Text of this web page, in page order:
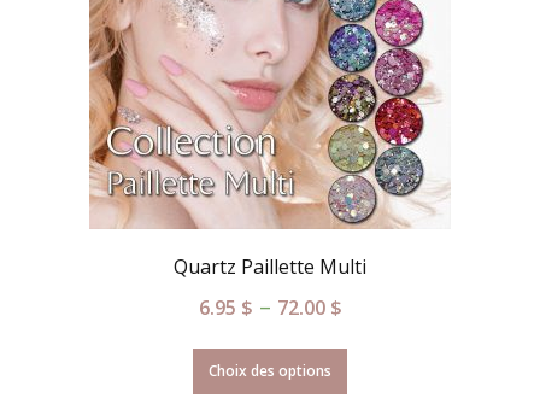
Quartz Paillette Multi
6.95 $ – 72.00 $
Choix des options